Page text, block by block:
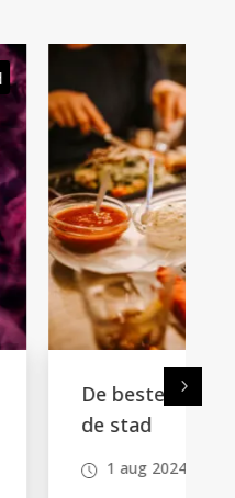
Ongecategoriseerd
lunch in